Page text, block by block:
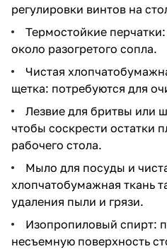
регулировки винтов на
Термостойкие
около разогретого сопла.
Чистая
щетка: потребуются для
Лезвие для бритвы или
чтобы соскрести остатки
рабочего стола.
Мыло для посуды и
хлопчатобумажная ткань
удаления пыли и грязи.
Изопропиловый спирт:
несъемную поверхность